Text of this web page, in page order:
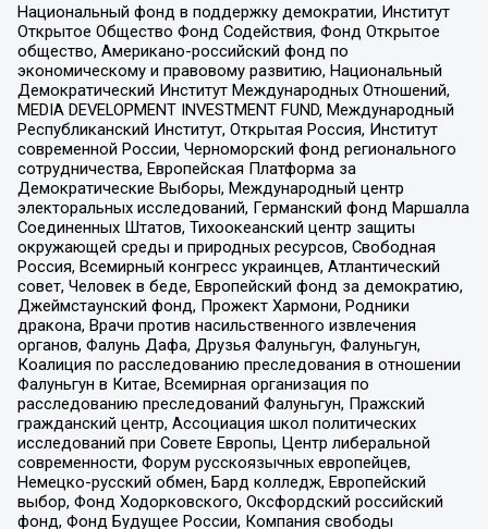
Национальный фонд в поддержку демократии, Институт
Открытое Общество Фонд Содействия, Фонд Открытое
общество, Американо-российский фонд по
экономическому и правовому развитию, Национальный
Демократический Институт Международных Отношений,
MEDIA DEVELOPMENT INVESTMENT FUND, Международный
Республиканский Институт, Открытая Россия, Институт
современной России, Черноморский фонд регионального
сотрудничества, Европейская Платформа за
Демократические Выборы, Международный центр
электоральных исследований, Германский фонд Маршалла
Соединенных Штатов, Тихоокеанский центр защиты
окружающей среды и природных ресурсов, Свободная
Россия, Всемирный конгресс украинцев, Атлантический
совет, Человек в беде, Европейский фонд за демократию,
Джеймстаунский фонд, Прожект Хармони, Родники
дракона, Врачи против насильственного извлечения
органов, Фалунь Дафа, Друзья Фалуньгун, Фалуньгун,
Коалиция по расследованию преследования в отношении
Фалуньгун в Китае, Всемирная организация по
расследованию преследований Фалуньгун, Пражский
гражданский центр, Ассоциация школ политических
исследований при Совете Европы, Центр либеральной
современности, Форум русскоязычных европейцев,
Немецко-русский обмен, Бард колледж, Европейский
выбор, Фонд Ходорковского, Оксфордский российский
фонд, Фонд Будущее России, Компания свободы